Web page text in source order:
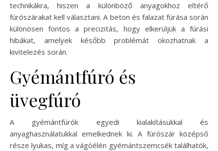
technikákra, hiszen a különböző anyagokhoz eltérő
fúrószárakat kell választani. A beton és falazat fúrása során
különösen fontos a precizitás, hogy elkerüljük a fúrási
hibákat, amelyek később problémát okozhatnak a
kivitelezés során.
Gyémántfúró és
üvegfúró
A gyémántfúrók egyedi kialakításukkal és
anyaghasználatukkal emelkednek ki. A fúrószár középső
része lyukas, míg a vágóélén gyémántszemcsék találhatók,